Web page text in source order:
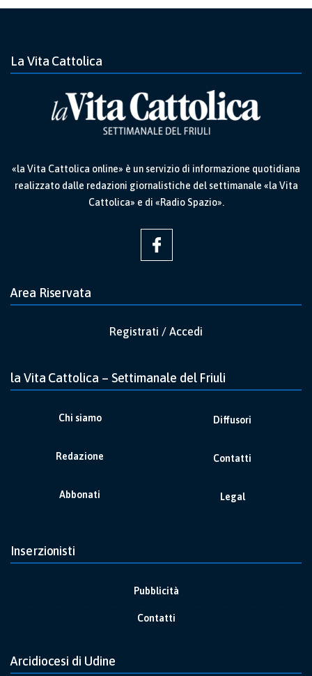
La Vita Cattolica
«la Vita Cattolica online» è un servizio di informazione quotidiana
realizzato dalle redazioni giornalistiche del settimanale «la Vita
Cattolica» e di «Radio Spazio».
Area Riservata
Registrati / Accedi
la Vita Cattolica – Settimanale del Friuli
Chi siamo
Redazione
Abbonati
Diffusori
Contatti
Legal
Inserzionisti
Pubblicità
Contatti
Arcidiocesi di Udine